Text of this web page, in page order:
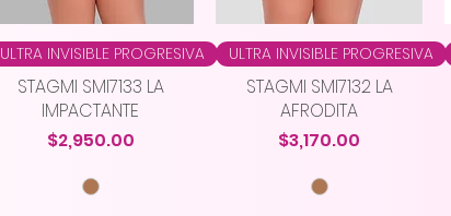
ULTRA INVISIBLE PROGRESIVA
STAGMI SMI7133 LA
IMPACTANTE
Precio
$2,950.00
ULTRA INVISIBLE PROGRESIVA
STAGMI SMI7132 LA
AFRODITA
Precio
$3,170.00